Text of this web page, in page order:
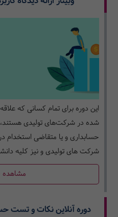
این دوره برای تمام کسانی که
شده در شرکت‌های تولیدی هستند،
حسابداری و یا متقاضی استخدام
شرکت های تولیدی و نیز کلیه
مشاهده
دوره آنلاین نکات و تست